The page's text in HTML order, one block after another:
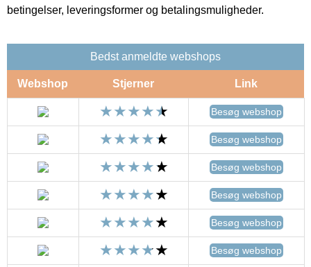
betingelser, leveringsformer og betalingsmuligheder.
Bedst anmeldte webshops
Webshop Stjerner Link
Besøg webshop
Besøg webshop
Besøg webshop
Besøg webshop
Besøg webshop
Besøg webshop